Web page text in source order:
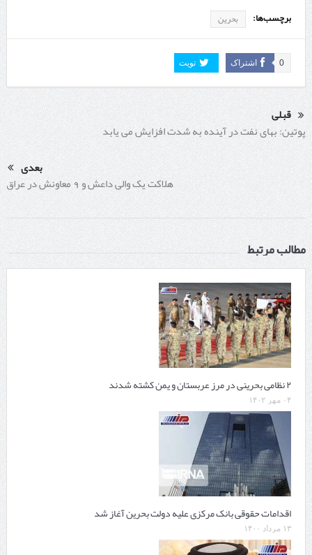
برچسب‌ها: بحرین
اشتراک 0 تویت
قبلی
پوتین: بهای نفت در آینده به شدت افزایش می یابد
بعدی
هلاکت یک والی داعش و 9 معاونش در عراق
مطالب مرتبط
۲ نظامی بحرینی در مرز عربستان و یمن کشته شدند
۰۴ مهر ۱۴۰۲
اقدامات حقوقی بانک مرکزی علیه دولت بحرین آغاز شد
۱۳ مرداد ۱۴۰۰